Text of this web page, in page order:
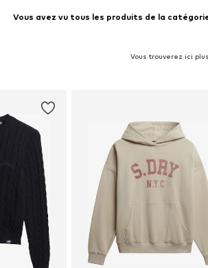
Vous avez vu tous les produits de la
Vous trouverez ici